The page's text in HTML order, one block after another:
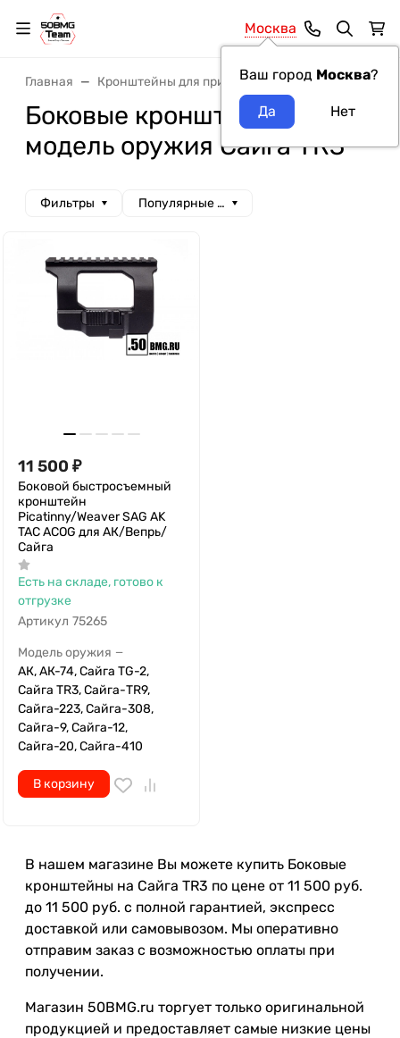
Москва
Ваш город Москва?
Главная Кронштейны для прицелов Боковые
Боковые кронштейны
модель оружия Сайга TR3
Фильтры Популярные сначала
11 500 ₽
Боковой быстросъемный
кронштейн
Picatinny/Weaver SAG AK
TAC ACOG для АК/Вепрь/
Сайга
Есть на складе, готово к
отгрузке
Артикул 75265
Модель оружия —
АК, АК-74, Сайга TG-2,
Сайга TR3, Сайга-TR9,
Сайга-223, Сайга-308,
Сайга-9, Сайга-12,
Сайга-20, Сайга-410
В корзину
В нашем магазине Вы можете купить Боковые
кронштейны на Сайга TR3 по цене от 11 500 руб.
до 11 500 руб. с полной гарантией, экспресс
доставкой или самовывозом. Мы оперативно
отправим заказ с возможностью оплаты при
получении.
Магазин 50BMG.ru торгует только оригинальной
продукцией и предоставляет самые низкие цены